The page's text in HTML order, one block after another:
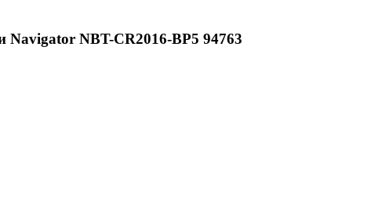
Navigator NBT-CR2016-BP5 94763